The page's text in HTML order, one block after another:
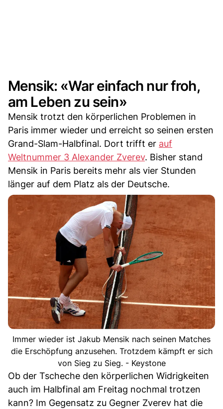
Mensik: «War einfach nur froh,
am Leben zu sein»
Mensik trotzt den körperlichen Problemen in
Paris immer wieder und erreicht so seinen ersten
Grand-Slam-Halbfinal. Dort trifft er auf
Weltnummer 3 Alexander Zverev. Bisher stand
Mensik in Paris bereits mehr als vier Stunden
länger auf dem Platz als der Deutsche.
Immer wieder ist Jakub Mensik nach seinen Matches
die Erschöpfung anzusehen. Trotzdem kämpft er sich
von Sieg zu Sieg. - Keystone
Ob der Tscheche den körperlichen Widrigkeiten
auch im Halbfinal am Freitag nochmal trotzen
kann? Im Gegensatz zu Gegner Zverev hat die